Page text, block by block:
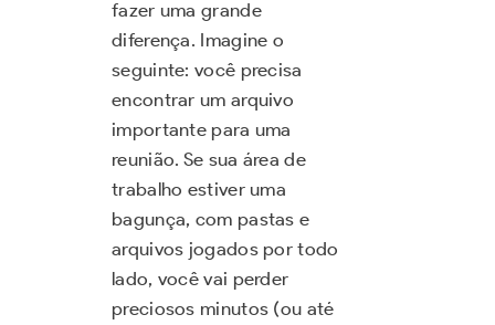
fazer uma grande
diferença. Imagine o
seguinte: você precisa
encontrar um arquivo
importante para uma
reunião. Se sua área de
trabalho estiver uma
bagunça, com pastas e
arquivos jogados por todo
lado, você vai perder
preciosos minutos (ou até